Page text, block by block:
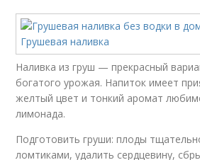
Наливка из груш — прекрасный
богатого урожая. Напиток имеет
желтый цвет и тонкий аромат
лимонада.
Подготовить груши: плоды
ломтиками, удалить сердцевину,